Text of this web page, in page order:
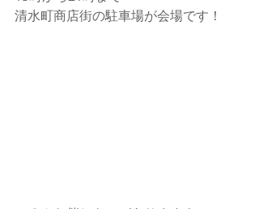
清水町商店街の駐車場が会場です！